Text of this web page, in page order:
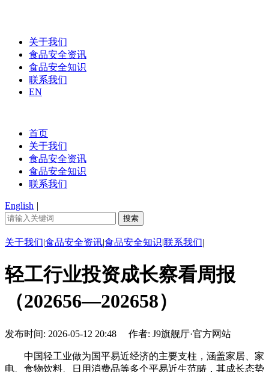
关于我们
食品安全资讯
食品安全知识
联系我们
EN
首页
关于我们
食品安全资讯
食品安全知识
联系我们
English |
关于我们|食品安全资讯|食品安全知识|联系我们|
轻工行业投资成长察看周报
（202656—202658）
发布时间: 2026-05-12 20:48 作者: J9旗舰厅·官方网站
中国轻工业做为国平易近经济的主要支柱，涵盖家居、家
电、食物饮料、日用消费品等多个平易近生范畴，其成长态势